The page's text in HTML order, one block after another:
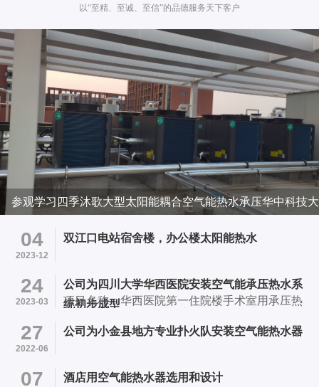
以“至精、至诚、至信”的品德服务天下客户
参观学习四季沐歌大型太阳能耦合空气能热水承压华中科技大
04
2023-12
双江口电站宿舍楼，办公楼太阳能热水
24
2023-03
公司为四川大学华西医院安装空气能承压热水系
统初步成型
项目名称：华西医院第一住院楼手术室用承压热
医院内 项目简介：采用成都市笨笨机电设备有限
公司提供的4台四季沐歌超低温空气能13P热水机
27
2022-06
公司为小金县地方专业扑火队安装空气能热水器
07
酒店用空气能热水器选用和设计